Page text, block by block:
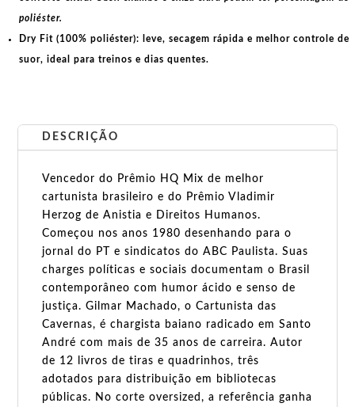
poliéster.
Dry Fit (100% poliéster): leve, secagem rápida e melhor controle de
suor, ideal para treinos e dias quentes.
DESCRIÇÃO
Vencedor do Prêmio HQ Mix de melhor
cartunista brasileiro e do Prêmio Vladimir
Herzog de Anistia e Direitos Humanos.
Começou nos anos 1980 desenhando para o
jornal do PT e sindicatos do ABC Paulista. Suas
charges políticas e sociais documentam o Brasil
contemporâneo com humor ácido e senso de
justiça. Gilmar Machado, o Cartunista das
Cavernas, é chargista baiano radicado em Santo
André com mais de 35 anos de carreira. Autor
de 12 livros de tiras e quadrinhos, três
adotados para distribuição em bibliotecas
públicas. No corte oversized, a referência ganha